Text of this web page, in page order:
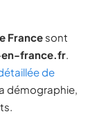
France sont
france.fr.
de
démographie,